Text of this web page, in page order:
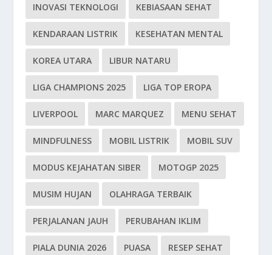
INOVASI TEKNOLOGI KEBIASAAN SEHAT
KENDARAAN LISTRIK KESEHATAN MENTAL
KOREA UTARA LIBUR NATARU
LIGA CHAMPIONS 2025 LIGA TOP EROPA
LIVERPOOL MARC MARQUEZ MENU SEHAT
MINDFULNESS MOBIL LISTRIK MOBIL SUV
MODUS KEJAHATAN SIBER MOTOGP 2025
MUSIM HUJAN OLAHRAGA TERBAIK
PERJALANAN JAUH PERUBAHAN IKLIM
PIALA DUNIA 2026 PUASA RESEP SEHAT